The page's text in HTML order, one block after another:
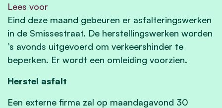
Lees voor
Eind deze maand gebeuren er asfalteringswerken
in de Smissestraat. De herstellingswerken worden
’s avonds uitgevoerd om verkeershinder te
beperken. Er wordt een omleiding voorzien.
Herstel asfalt
Een externe firma zal op maandagavond 30